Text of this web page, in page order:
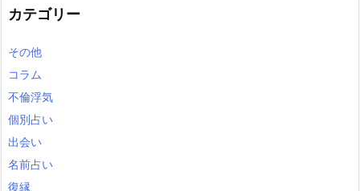
カテゴリー
その他
コラム
不倫浮気
個別占い
出会い
名前占い
復縁